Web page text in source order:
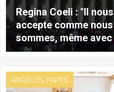
Regina Coeli : "Il nous
accepte comme nous
sommes, même avec
nos péchés"
ANGÉLUS, PAPES